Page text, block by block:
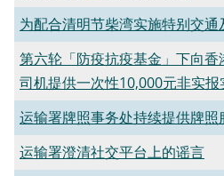
为配合清明节柴湾实施特别交通
第六轮「防疫抗疫基金」下向香
司机提供一次性10,000元非实报
运输署牌照事务处持续提供牌照
运输署澄清社交平台上的谣言